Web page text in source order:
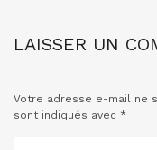
LAISSER UN
Votre adresse e-mail ne
sont indiqués avec *